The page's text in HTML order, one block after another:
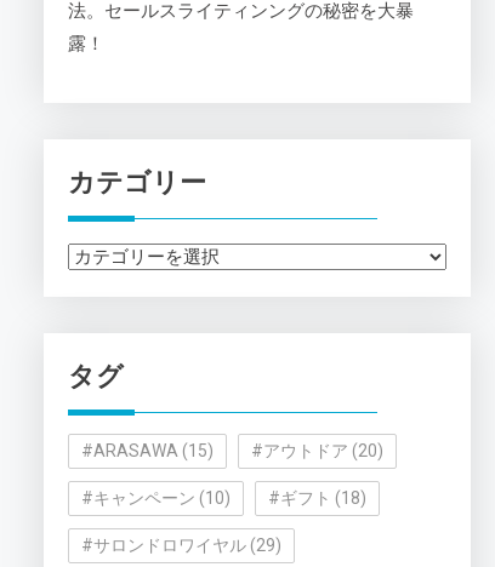
法。セールスライティンングの秘密を大暴
露！
カテゴリー
カ
ー
タグ
#ARASAWA (15) #アウトドア (20)
#キャンペーン (10) #ギフト (18)
#サロンドロワイヤル(29)